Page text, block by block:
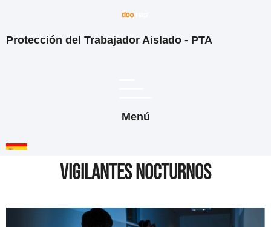
Protección del Trabajador Aislado - PTA
Menú
VIGILANTES NOCTURNOS